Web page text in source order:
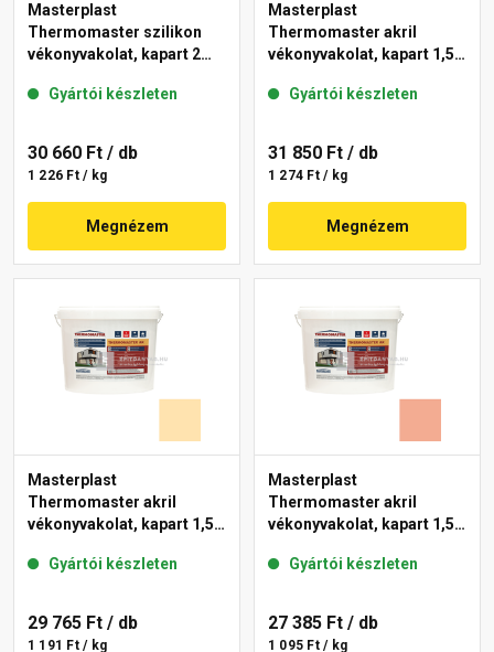
Masterplast
Thermomaster szilikon
vékonyvakolat, kapart 2
Gyártói készleten
30 660 Ft / db
1 226 Ft / kg
Megnézem
Masterplast
Thermomaster akril
vékonyvakolat, kapart 1,5
Gyártói készleten
31 850 Ft / db
1 274 Ft / kg
Megnézem
Masterplast
Thermomaster akril
vékonyvakolat, kapart 1,5
Gyártói készleten
29 765 Ft / db
1 191 Ft / kg
Masterplast
Thermomaster akril
vékonyvakolat, kapart 1,5
Gyártói készleten
27 385 Ft / db
1 095 Ft / kg